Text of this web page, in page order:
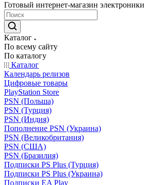
Готовый интернет-магазин электроники
Каталог
По всему сайту
По каталогу
Каталог
Календарь релизов
Цифровые товары
PlayStation Store
PSN (Польша)
PSN (Турция)
PSN (Индия)
Пополнение PSN (Украина)
PSN (Великобритания)
PSN (США)
PSN (Бразилия)
Подписки PS Plus (Турция)
Подписки PS Plus (Украина)
Подписки EA Play